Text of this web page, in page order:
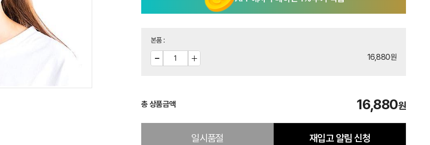
본품:
16,880원
총 상품금액 16,880원
일시품절 재입고 알림 신청